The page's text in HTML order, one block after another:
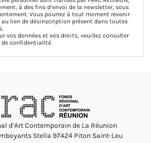
à des fins d’envoi de la newsletter, sous
Vous pourrez à tout moment revenir
au lien de désinscription présent dans toutes
vos données et vos droits, veuillez consulter
de confidentialité
d’Art Contemporain de La Réunion
Stella 97424 Piton Saint-Leu